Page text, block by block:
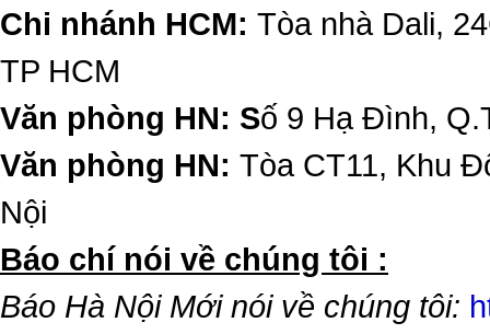
Chi nhánh HCM: Tòa nhà Dali,
TP HCM
Văn phòng HN: Số 9 Hạ Đình,
Văn phòng HN: Tòa CT11, Khu
Nội
​Báo chí nói về chúng tôi :
Báo Hà Nội Mới nói về chúng tôi: